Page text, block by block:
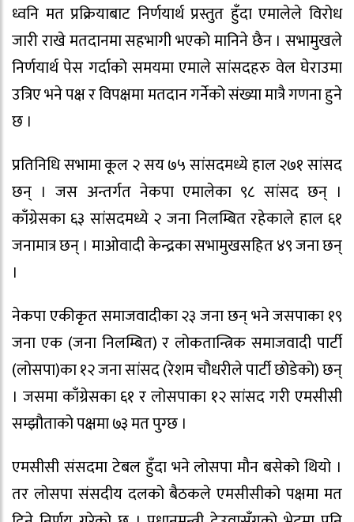
ध्वनि मत प्रक्रियाबाट निर्णयार्थ प्रस्तुत हुँदा एमालेले विरोध
जारी राखे मतदानमा सहभागी भएको मानिने छैन । सभामुखले
निर्णयार्थ पेस गर्दाको समयमा एमाले सांसदहरु वेल घेराउमा
उत्रिए भने पक्ष र विपक्षमा मतदान गर्नेको संख्या मात्रै गणना हुने
छ ।
प्रतिनिधि सभामा कूल २ सय ७५ सांसदमध्ये हाल २७१ सांसद
छन् । जस अन्तर्गत नेकपा एमालेका ९८ सांसद छन् ।
काँग्रेसका ६३ सांसदमध्ये २ जना निलम्बित रहेकाले हाल ६१
जनामात्र छन् । माओवादी केन्द्रका सभामुखसहित ४९ जना छन्
।
नेकपा एकीकृत समाजवादीका २३ जना छन् भने जसपाका १९
जना एक (जना निलम्बित) र लोकतान्त्रिक समाजवादी पार्टी
(लोसपा)का १२ जना सांसद (रेशम चौधरीले पार्टी छोडेको) छन्
। जसमा काँग्रेसका ६१ र लोसपाका १२ सांसद गरी एमसीसी
सम्झौताको पक्षमा ७३ मत पुग्छ ।
एमसीसी संसदमा टेबल हुँदा भने लोसपा मौन बसेको थियो ।
तर लोसपा संसदीय दलको बैठकले एमसीसीको पक्षमा मत